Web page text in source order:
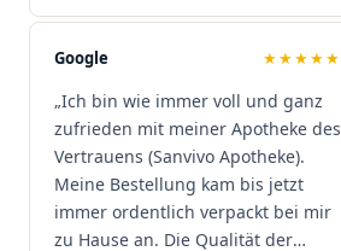
sind extrem zügig, was mir jedes
Mal viel Zeit spart. Man merkt,
Kundenzufriedenheit an erster
Stelle stehen. Vielen Dank an das
Team von Sanvivo – ich bin
rundum begeistert!"
Google ★★★★★
„Ich bin wie immer voll und ganz
zufrieden mit meiner Apotheke des
Vertrauens (Sanvivo Apotheke).
Meine Bestellung kam bis jetzt
immer ordentlich verpackt bei mir
zu Hause an. Die Qualität der